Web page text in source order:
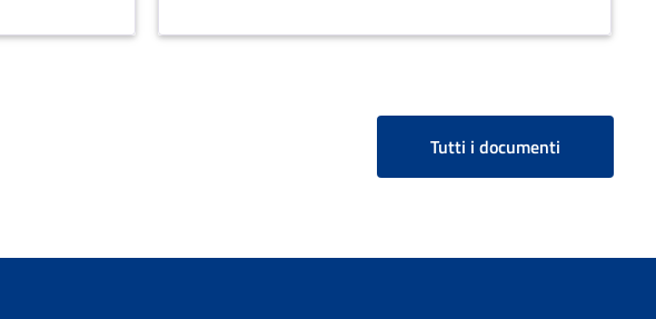
Tutti i documenti